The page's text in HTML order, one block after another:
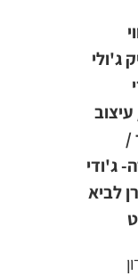
ג'ולי
/
ג'ודי
לביא